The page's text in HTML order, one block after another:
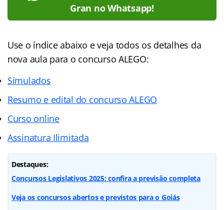
Gran no Whatsapp!
Use o índice abaixo e veja todos os detalhes da
nova aula para o concurso ALEGO:
Simulados
Resumo e edital do concurso ALEGO
Curso online
Assinatura Ilimitada
Destaques:
Concursos Legislativos 2025: confira a previsão completa
Veja os concursos abertos e previstos para o Goiás